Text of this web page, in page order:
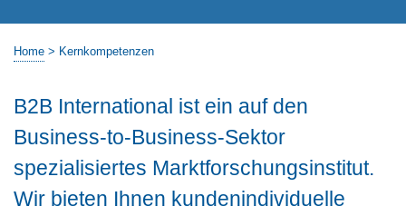
Home > Kernkompetenzen
B2B International ist ein auf den
Business-to-Business-Sektor
spezialisiertes Marktforschungsinstitut.
Wir bieten Ihnen kundenindividuelle